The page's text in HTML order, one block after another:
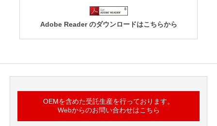
Adobe Reader のダウンロードはこちらから
OEMを含めた受託生産を行っております。
Webからのお問い合わせはこちら